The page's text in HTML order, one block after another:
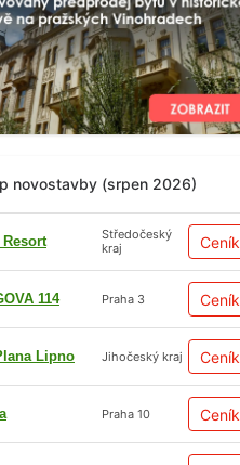
novostavby (srpen 2026)
Resort
Středočeský
kraj
Ceník
114 Praha 3 Ceník
Lipno Jihočeský kraj Ceník
Praha 10 Ceník